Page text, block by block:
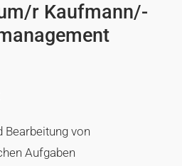
r Kaufmann/-
Bearbeitung von
Aufgaben